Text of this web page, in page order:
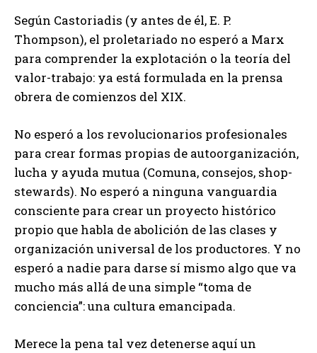
Según Castoriadis (y antes de él, E. P.
Thompson), el proletariado no esperó a Marx
para comprender la explotación o la teoría del
valor-trabajo: ya está formulada en la prensa
obrera de comienzos del XIX.
No esperó a los revolucionarios profesionales
para crear formas propias de autoorganización,
lucha y ayuda mutua (Comuna, consejos, shop-
stewards). No esperó a ninguna vanguardia
consciente para crear un proyecto histórico
propio que habla de abolición de las clases y
organización universal de los productores. Y no
esperó a nadie para darse sí mismo algo que va
mucho más allá de una simple “toma de
conciencia”: una cultura emancipada.
Merece la pena tal vez detenerse aquí un